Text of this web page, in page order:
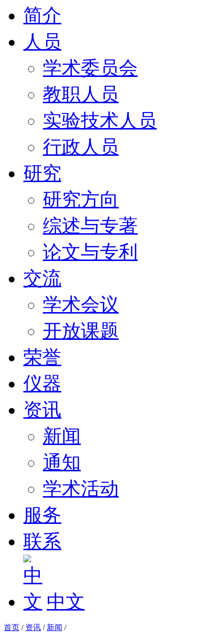
简介
人员
学术委员会
教职人员
实验技术人员
行政人员
研究
研究方向
综述与专著
论文与专利
交流
学术会议
开放课题
荣誉
仪器
资讯
新闻
通知
学术活动
服务
联系
中文
首页 / 资讯 / 新闻 /